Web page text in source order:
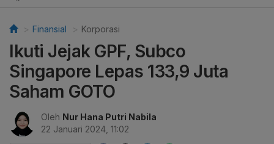
Finansial Korporasi
Ikuti Jejak GPF, Subco
Singapore Lepas 133,9 Juta
Saham GOTO
Oleh Nur Hana Putri Nabila
22 Januari 2024, 11:02